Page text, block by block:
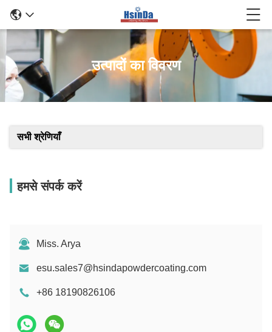
उत्पादों का विवरण
सभी श्रेणियाँ
हमसे संपर्क करें
Miss. Arya
esu.sales7@hsindapowdercoating.com
+86 18190826106